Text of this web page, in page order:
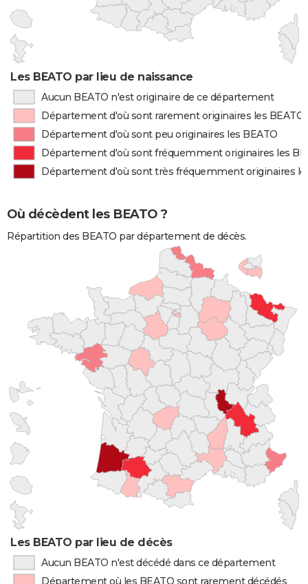
Les BEATO par lieu de naissance
Aucun BEATO n'est originaire de ce département
Département d'où sont rarement originaires les BEATO
Département d'où sont peu originaires les BEATO
Département d'où sont fréquemment originaires les
Département d'où sont très fréquemment originaires
Où décèdent les BEATO ?
Répartition des BEATO par département de décès.
Les BEATO par lieu de décès
Aucun BEATO n'est décédé dans ce département
Département où les BEATO sont rarement décédés